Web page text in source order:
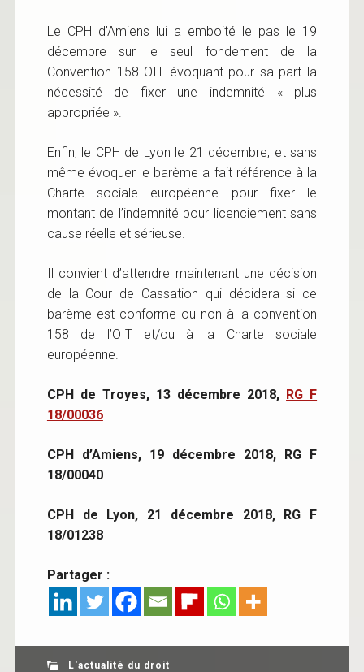
Le CPH d’Amiens lui a emboité le pas le 19
décembre sur le seul fondement de la
Convention 158 OIT évoquant pour sa part la
nécessité de fixer une indemnité « plus
appropriée ».
Enfin, le CPH de Lyon le 21 décembre, et sans
même évoquer le barème a fait référence à la
Charte sociale européenne pour fixer le
montant de l’indemnité pour licenciement sans
cause réelle et sérieuse.
Il convient d’attendre maintenant une décision
de la Cour de Cassation qui décidera si ce
barème est conforme ou non à la convention
158 de l’OIT et/ou à la Charte sociale
européenne.
CPH de Troyes, 13 décembre 2018, RG F
18/00036
CPH d’Amiens, 19 décembre 2018, RG F
18/00040
CPH de Lyon, 21 décembre 2018, RG F
18/01238
Partager :
L'actualité du droit